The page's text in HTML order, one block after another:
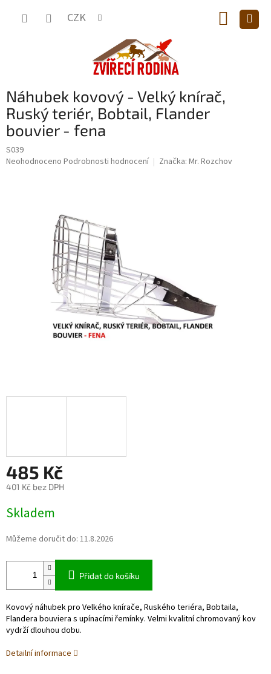
CZK
KOŠÍK
Náhubek kovový - Velký knírač,
Ruský teriér, Bobtail, Flander
bouvier - fena
S039
Průměrné
Neohodnoceno Podrobnosti hodnocení Značka: Mr. Rozchov
485 Kč
401 Kč bez DPH
cena:
Skladem
Můžeme doručit do: 11.8.2026
Přidat do košíku
Kovový náhubek pro Velkého knírače, Ruského teriéra, Bobtaila,
Flandera bouviera s upínacími řemínky. Velmi kvalitní chromovaný kov
vydrží dlouhou dobu.
Detailní informace